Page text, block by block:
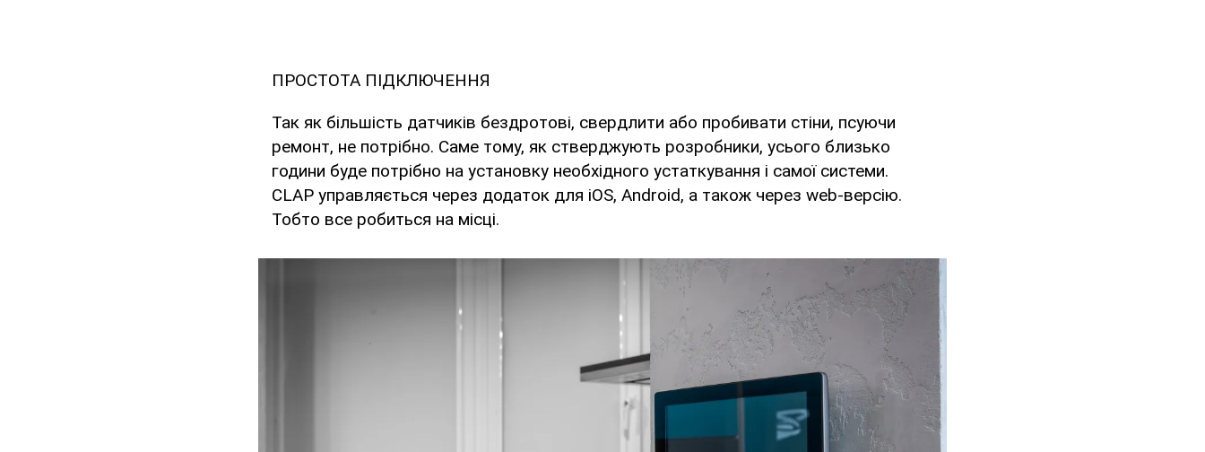
ПРОСТОТА ПІДКЛЮЧЕННЯ
Так як більшість датчиків бездротові, свердлити або пробивати стіни, псуючи
ремонт, не потрібно. Саме тому, як стверджують розробники, усього близько
години буде потрібно на установку необхідного устаткування і самої системи.
CLAP управляється через додаток для iOS, Android, а також через web-версію.
Тобто все робиться на місці.